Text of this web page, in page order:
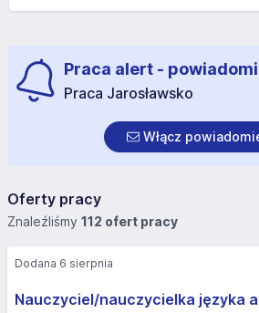
Praca alert -
Praca Jarosławsko
Włącz
Oferty pracy
Znaleźliśmy 112 ofert pracy
Nauczyciel/nauczycielka języka
Dodana 6 sierpnia